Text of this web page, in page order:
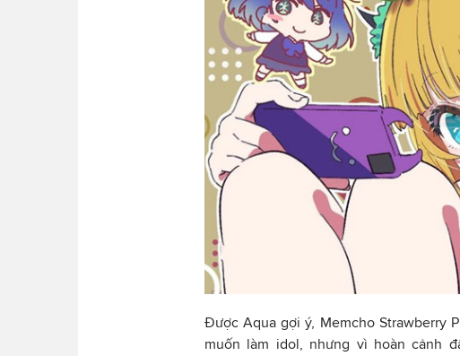
Được Aqua gợi ý, Memcho Strawberry
muốn làm idol, nhưng vì hoàn cảnh